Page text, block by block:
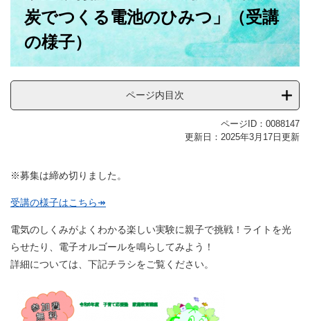
炭でつくる電池のひみつ」（受講
の様子）
ページ内目次
ページID：0088147
更新日：2025年3月17日更新
※募集は締め切りました。
受講の様子はこちら↠
電気のしくみがよくわかる楽しい実験に親子で挑戦！ライトを光
らせたり、電子オルゴールを鳴らしてみよう！
詳細については、下記チラシをご覧ください。